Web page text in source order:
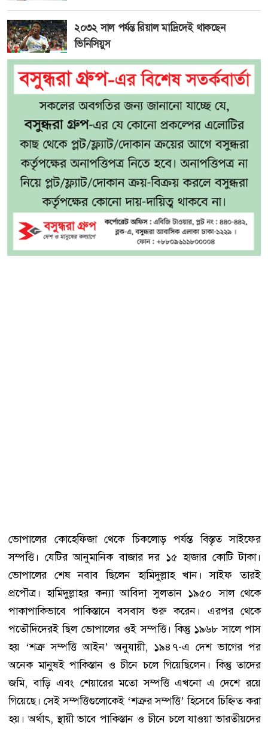
২০৩২ সাল পর্যন্ত রিয়াল মাদ্রিদেই থাকছেন
ভিনিসিয়ুস
ভোপালের কোহেফিজা থেকে চিকলোড় পর্যন্ত বিস্তৃত সাইফের
সম্পত্তি। যেটির আনুমানিক বাজার দর ১৫ হাজার কোটি টাকা।
ভোপালের শেষ নবাব ছিলেন হামিদুল্লাহ খান। সাইফ তারই
প্রপৌত্র। হামিদুল্লাহর কন্যা আবিদা সুলতান ১৯৫০ সাল থেকে
পাকাপাকিভাবে পাকিস্তানে বসবাস শুরু করেন। এরপর থেকে
পতৌদিদেরই ছিল ভোপালের ওই সম্পত্তি। কিন্তু ১৯৬৮ সালে পাস
হয় ‘শত্রু সম্পত্তি আইন’ অনুযায়ী, ১৯৪৭-এ দেশ ভাগের পর
অনেক মানুষই পাকিস্তান ও চীনে চলে গিয়েছিলেন। কিন্তু তাদের
জমি, বাড়ি এবং শেয়ারের মতো সম্পত্তি এখনো এ দেশে রয়ে
গিয়েছে। সেই সম্পত্তিগুলোকেই ‘শত্রুর সম্পত্তি’ হিসেবে চিহ্নিত করা
হয়। অর্থাৎ, স্থায়ী ভাবে পাকিস্তান ও চীনে চলে যাওয়া ভারতীয়দের